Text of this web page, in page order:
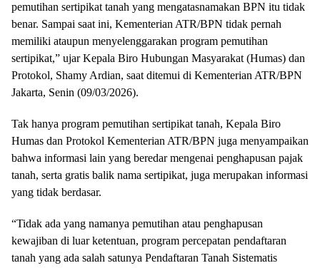
pemutihan sertipikat tanah yang mengatasnamakan BPN itu tidak
benar. Sampai saat ini, Kementerian ATR/BPN tidak pernah
memiliki ataupun menyelenggarakan program pemutihan
sertipikat,” ujar Kepala Biro Hubungan Masyarakat (Humas) dan
Protokol, Shamy Ardian, saat ditemui di Kementerian ATR/BPN
Jakarta, Senin (09/03/2026).
Tak hanya program pemutihan sertipikat tanah, Kepala Biro
Humas dan Protokol Kementerian ATR/BPN juga menyampaikan
bahwa informasi lain yang beredar mengenai penghapusan pajak
tanah, serta gratis balik nama sertipikat, juga merupakan informasi
yang tidak berdasar.
“Tidak ada yang namanya pemutihan atau penghapusan
kewajiban di luar ketentuan, program percepatan pendaftaran
tanah yang ada salah satunya Pendaftaran Tanah Sistematis